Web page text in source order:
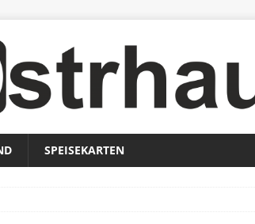
SPEISEKARTEN